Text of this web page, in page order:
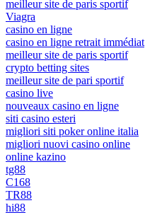
meilleur site de paris sportif
Viagra
casino en ligne
casino en ligne retrait immédiat
meilleur site de paris sportif
crypto betting sites
meilleur site de pari sportif
casino live
nouveaux casino en ligne
siti casino esteri
migliori siti poker online italia
migliori nuovi casino online
online kazino
tg88
C168
TR88
hi88